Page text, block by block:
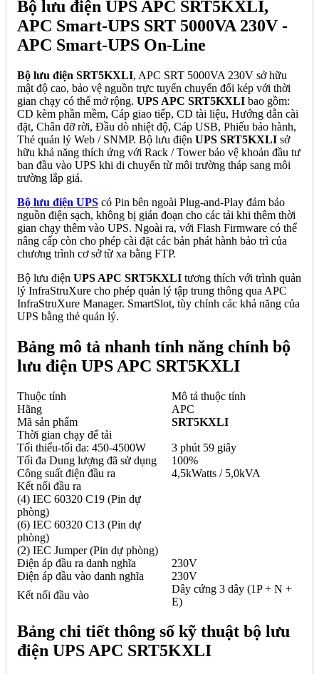
Bộ lưu điện UPS APC SRT5KXLI,
APC Smart-UPS SRT 5000VA 230V -
APC Smart-UPS On-Line
Bộ lưu điện SRT5KXLI, APC SRT 5000VA 230V sở hữu
mật độ cao, bảo vệ nguồn trực tuyến chuyển đổi kép với thời
gian chạy có thể mở rộng. UPS APC SRT5KXLI bao gồm:
CD kèm phần mềm, Cáp giao tiếp, CD tài liệu, Hướng dẫn cài
đặt, Chân đỡ rời, Đầu dò nhiệt độ, Cáp USB, Phiếu bảo hành,
Thẻ quản lý Web / SNMP. Bộ lưu điện UPS SRT5KXLI sở
hữu khả năng thích ứng với Rack / Tower bảo vệ khoản đầu tư
ban đầu vào UPS khi di chuyển từ môi trường tháp sang môi
trường lắp giá.
Bộ lưu điện UPS có Pin bên ngoài Plug-and-Play đảm bảo
nguồn điện sạch, không bị gián đoạn cho các tải khi thêm thời
gian chạy thêm vào UPS. Ngoài ra, với Flash Firmware có thể
nâng cấp còn cho phép cài đặt các bản phát hành bảo trì của
chương trình cơ sở từ xa bằng FTP.
Bộ lưu điện UPS APC SRT5KXLI tương thích với trình quản
lý InfraStruXure cho phép quản lý tập trung thông qua APC
InfraStruXure Manager. SmartSlot, tùy chỉnh các khả năng của
UPS bằng thẻ quản lý.
Bảng mô tả nhanh tính năng chính bộ
lưu điện UPS APC SRT5KXLI
Thuộc tính
Mô tả thuộc tính
Hãng
APC
Mã sản phẩm
SRT5KXLI
Thời gian chạy để tải
Tối thiểu-tối đa: 450-4500W
3 phút 59 giây
Tối đa Dung lượng đã sử dụng
100%
Công suất điện đầu ra
4,5kWatts / 5,0kVA
Kết nối đầu ra
(4) IEC 60320 C19 (Pin dự
phòng)
(6) IEC 60320 C13 (Pin dự
phòng)
(2) IEC Jumper (Pin dự phòng)
Điện áp đầu ra danh nghĩa
230V
Điện áp đầu vào danh nghĩa
230V
Kết nối đầu vào
Dây cứng 3 dây (1P + N +
E)
Bảng chi tiết thông số kỹ thuật bộ lưu
điện UPS APC SRT5KXLI